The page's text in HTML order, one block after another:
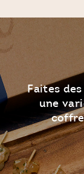
Faites
une